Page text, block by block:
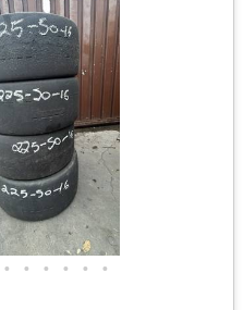
• • • • • •